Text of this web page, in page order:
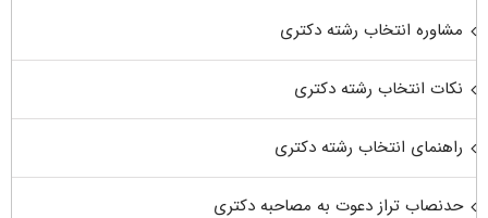
مشاوره انتخاب رشته دکتری
نکات انتخاب رشته دکتری
راهنمای انتخاب رشته دکتری
حدنصاب تراز دعوت به مصاحبه دکتری